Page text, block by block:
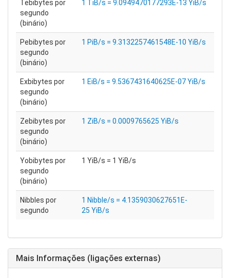
Tebibytes por
segundo
(binário)
1 TiB/s = 9.0949470177293E-13 YiB/s
Pebibytes por
segundo
(binário)
1 PiB/s = 9.3132257461548E-10 YiB/s
Exbibytes por
segundo
(binário)
1 EiB/s = 9.5367431640625E-07 YiB/s
Zebibytes por
segundo
(binário)
1 ZiB/s = 0.0009765625 YiB/s
Yobibytes por
segundo
(binário)
1 YiB/s = 1 YiB/s
Nibbles por
segundo
1 Nibble/s = 4.1359030627651E-
25 YiB/s
Mais Informações (ligações externas)